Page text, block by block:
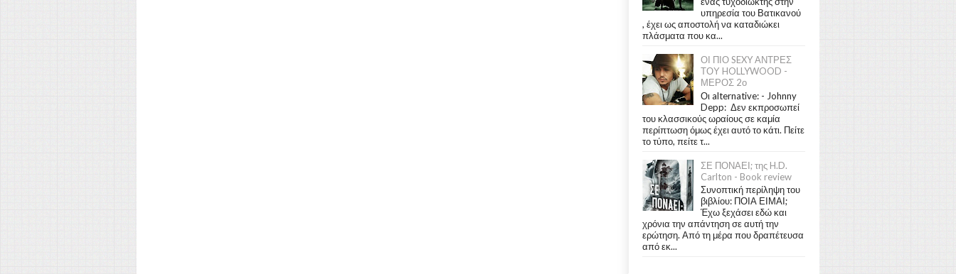
υπηρεσία του Βατικανού
, έχει ως αποστολή να καταδιώκει
πλάσματα που κα...
ΟΙ ΠΙΟ SEXY ΑΝΤΡΕΣ
ΤΟΥ HOLLYWOOD -
ΜΕΡΟΣ 2ο
Οι alternative: - Johnny
Depp: Δεν εκπροσωπεί
του κλασσικούς ωραίους σε καμία
περίπτωση όμως έχει αυτό το κάτι. Πείτε
το τύπο, πείτε τ...
ΣΕ ΠΟΝΑΕΙ; της H.D.
Carlton - Book review
Συνοπτική περίληψη του
βιβλίου: ΠΟΙΑ ΕΙΜΑΙ;
Έχω ξεχάσει εδώ και
χρόνια την απάντηση σε αυτή την
ερώτηση. Από τη μέρα που δραπέτευσα
από εκ...